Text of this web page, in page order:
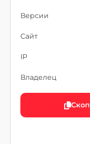
Версии
Сайт
IP
Владелец